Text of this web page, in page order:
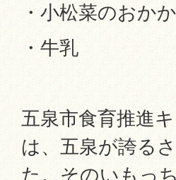
・小松菜のおか
・牛乳
五泉市食育推進
は、五泉が誇る
た。そのいもっ